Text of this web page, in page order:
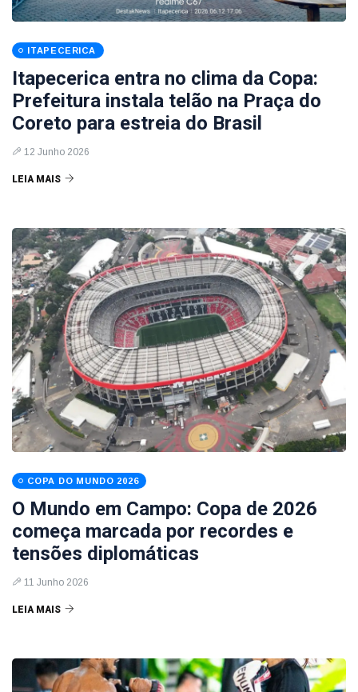
ITAPECERICA
Itapecerica entra no clima da Copa:
Prefeitura instala telão na Praça do
Coreto para estreia do Brasil
12 Junho 2026
LEIA MAIS
COPA DO MUNDO 2026
O Mundo em Campo: Copa de 2026
começa marcada por recordes e
tensões diplomáticas
11 Junho 2026
LEIA MAIS